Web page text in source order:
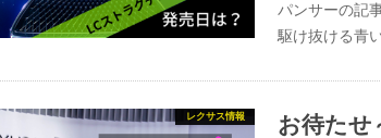
パンサーの記
駆け抜ける青
レクサス情報
お待たせ